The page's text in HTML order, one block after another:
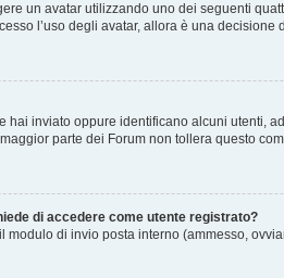
un avatar utilizzando uno dei seguenti
l’uso degli avatar, allora è una
hai inviato oppure identificano alcuni
parte dei Forum non tollera questo
di accedere come utente registrato?
di invio posta interno (ammesso,